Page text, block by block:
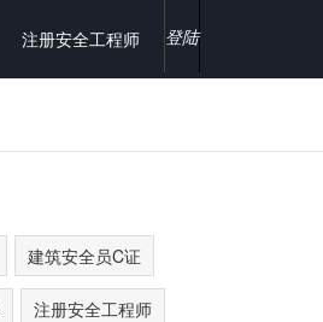
登陆
注册安全工程师
建筑安全员C证
注册安全工程师